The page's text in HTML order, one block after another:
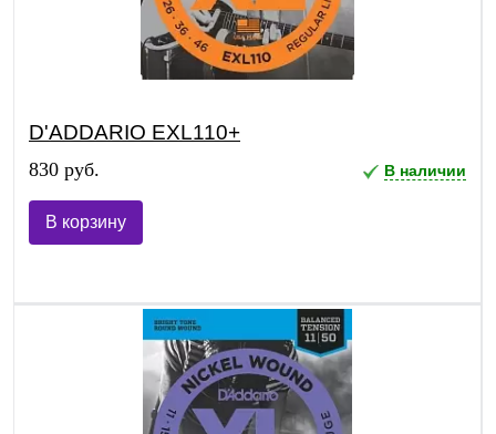
D'ADDARIO EXL110+
830 руб. В наличии
В корзину